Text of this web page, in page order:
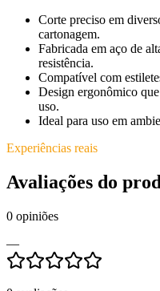
Corte preciso em
cartonagem.
Fabricada em aço de
resistência.
Compatível com
Design ergonômico
uso.
Ideal para uso em
Experiências reais
Avaliações do
0 opiniões
—